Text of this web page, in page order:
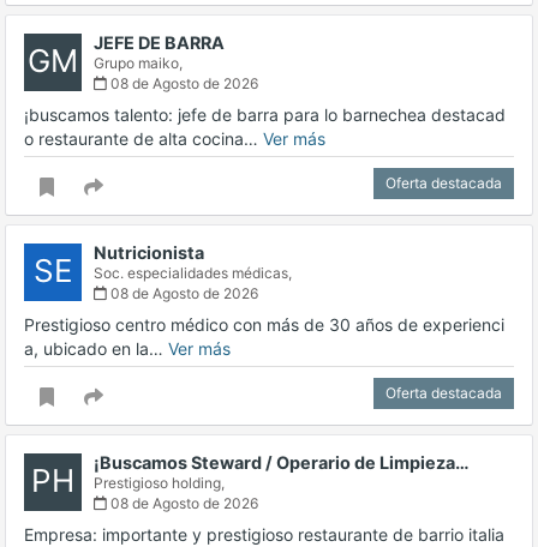
GM JEFE DE BARRA
Grupo maiko,
08 de Agosto de 2026
¡buscamos talento: jefe de barra para lo barnechea destacad
o restaurante de alta cocina… Ver más
Oferta destacada
SE Nutricionista
Soc. especialidades médicas,
08 de Agosto de 2026
Prestigioso centro médico con más de 30 años de experienci
a, ubicado en la… Ver más
Oferta destacada
PH ¡Buscamos Steward / Operario de Limpieza…
Prestigioso holding,
08 de Agosto de 2026
Empresa: importante y prestigioso restaurante de barrio italia